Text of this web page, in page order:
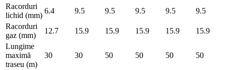
Racorduri
lichid (mm)
6.4 9.5 9.5 9.5 9.5
9.5
Racorduri
gaz (mm)
12.7 15.9 15.9 15.9 15.9
15.9
Lungime
maximă
traseu (m)
30 30 50 50 50 50